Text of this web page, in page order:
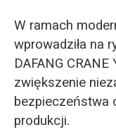
W ramach
wprowadziła na
DAFANG
zwiększenie
bezpieczeństwa
produkcji.